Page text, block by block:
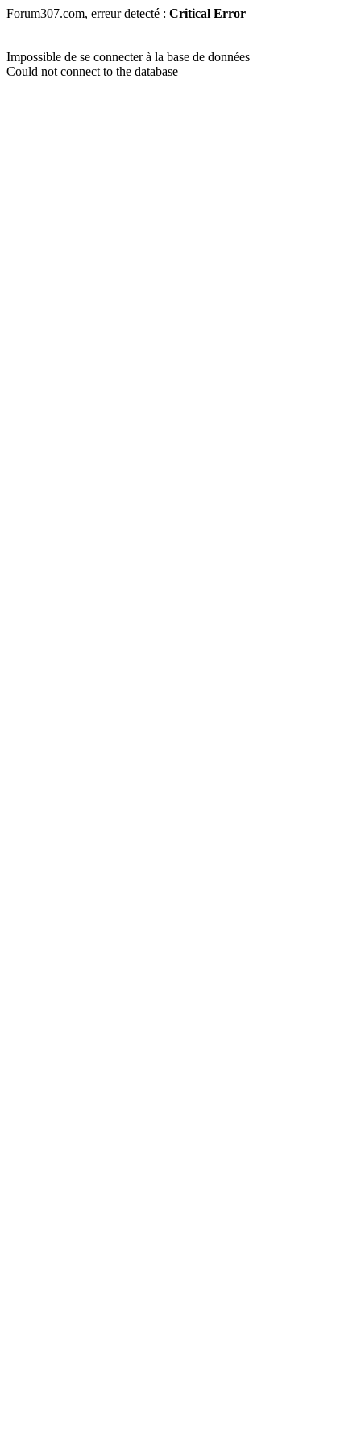
Forum307.com, erreur detecté : Critical Error
Impossible de se connecter à la base de données
Could not connect to the database